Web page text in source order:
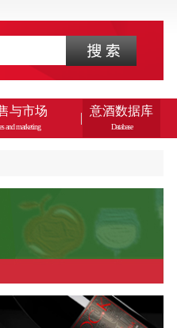
与市场
and marketing
意酒数据库
Database